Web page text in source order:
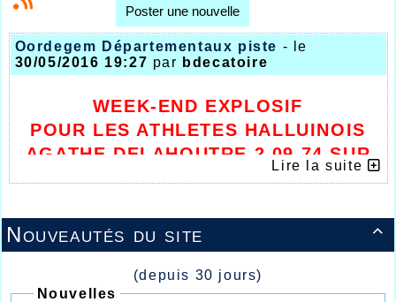

Nouveautés du site
(depuis 30 jours)
Nouvelles
Poster une nouvelle
Oordegem Départementaux piste - le
30/05/2016 19:27 par bdecatoire
WEEK-END EXPLOSIF
POUR LES ATHLETES HALLUINOIS
AGATHE DELAHOUTRE 2.09.74 SUR
Lire la suite